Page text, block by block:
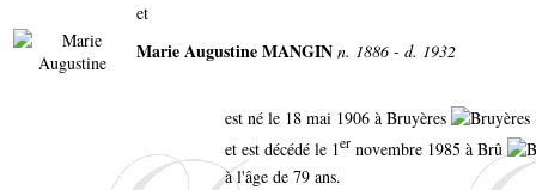
et
Marie Augustine MANGIN n. 1886 - d. 1932
est né le 18 mai 1906 à Bruyères
et est décédé le 1er novembre 1985 à Brû
à l'âge de 79 ans.